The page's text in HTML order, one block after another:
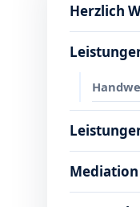
Herzlich
Mediation